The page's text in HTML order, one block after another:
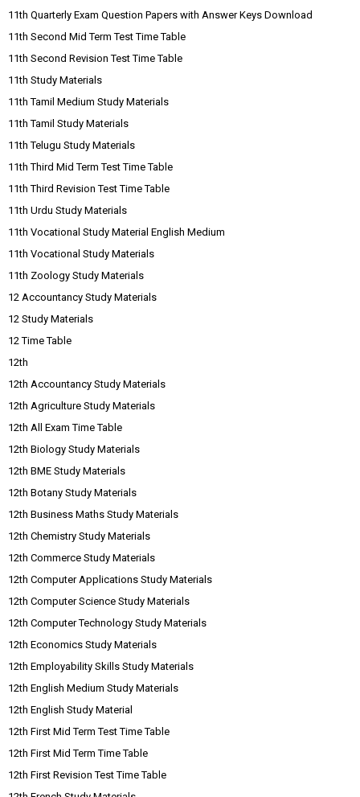
11th Quarterly Exam Question Papers with Answer Keys Download
11th Second Mid Term Test Time Table
11th Second Revision Test Time Table
11th Study Materials
11th Tamil Medium Study Materials
11th Tamil Study Materials
11th Telugu Study Materials
11th Third Mid Term Test Time Table
11th Third Revision Test Time Table
11th Urdu Study Materials
11th Vocational Study Material English Medium
11th Vocational Study Materials
11th Zoology Study Materials
12 Accountancy Study Materials
12 Study Materials
12 Time Table
12th
12th Accountancy Study Materials
12th Agriculture Study Materials
12th All Exam Time Table
12th Biology Study Materials
12th BME Study Materials
12th Botany Study Materials
12th Business Maths Study Materials
12th Chemistry Study Materials
12th Commerce Study Materials
12th Computer Applications Study Materials
12th Computer Science Study Materials
12th Computer Technology Study Materials
12th Economics Study Materials
12th Employability Skills Study Materials
12th English Medium Study Materials
12th English Study Material
12th First Mid Term Test Time Table
12th First Mid Term Time Table
12th First Revision Test Time Table